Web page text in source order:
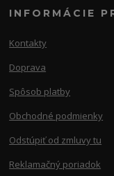
INFORMÁCIE
Kontakty
Doprava
Spôsob platby
Obchodné podmienky
Odstúpiť od zmluvy tu
Reklamačný poriadok